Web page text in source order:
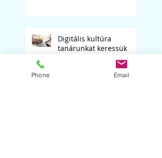
Digitális kultúra
tanárunkat keressük
Phone Email